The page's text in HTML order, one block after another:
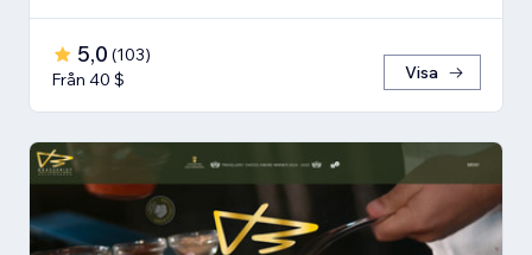
5,0 (103)
Från 40 $
Visa